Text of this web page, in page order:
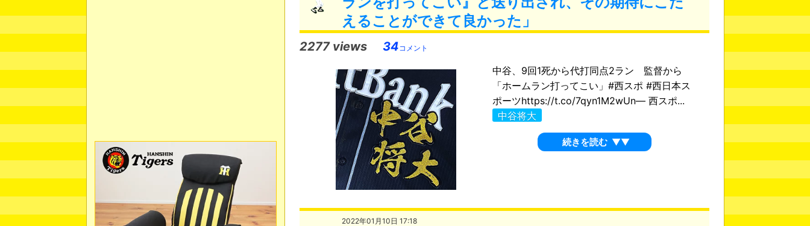
えることができて良かった」
2277 views 34 コメント
中谷、9回1死から代打同点2ラン 監督から
「ホームラン打ってこい」#西スポ #西日本ス
ポーツhttps://t.co/7qyn1M2wUn— 西スポ...
中谷将大
続きを読む ▼▼
2022年01月10日 17:18